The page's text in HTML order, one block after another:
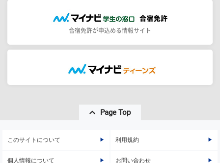
合宿免許が申込める情報サイト
Page Top
このサイトについて 利用規約
個人情報について お問い合わせ